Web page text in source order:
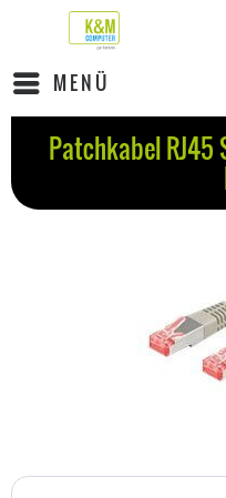
MENÜ
Patchkabel RJ45